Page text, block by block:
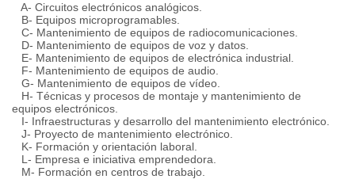
A- Circuitos electrónicos analógicos.
B- Equipos microprogramables.
C- Mantenimiento de equipos de radiocomunicaciones.
D- Mantenimiento de equipos de voz y datos.
E- Mantenimiento de equipos de electrónica industrial.
F- Mantenimiento de equipos de audio.
G- Mantenimiento de equipos de vídeo.
H- Técnicas y procesos de montaje y mantenimiento de
equipos electrónicos.
I- Infraestructuras y desarrollo del mantenimiento electrónico.
J- Proyecto de mantenimiento electrónico.
K- Formación y orientación laboral.
L- Empresa e iniciativa emprendedora.
M- Formación en centros de trabajo.